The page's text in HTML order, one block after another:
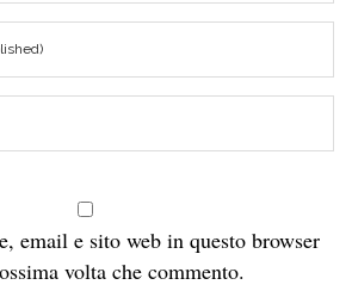
email e sito web in questo browser
volta che commento.